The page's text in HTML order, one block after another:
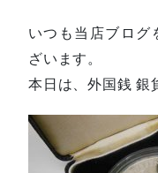
いつも当店ブログ
ざいます。
本日は、外国銭 銀